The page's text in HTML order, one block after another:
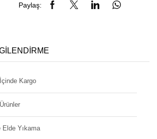
Paylaş:
Kargo
Elde Yıkama